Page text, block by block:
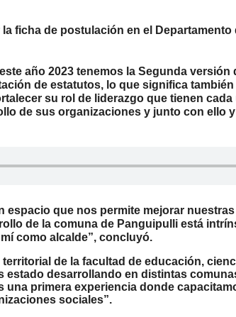
ficha de postulación en el
año 2023 tenemos la Segunda versión
de estatutos, lo que significa
su rol de liderazgo que tienen
de sus organizaciones y junto con ello
espacio que nos permite mejorar
de la comuna de Panguipulli está
como alcalde”, concluyó.
de la facultad de educación,
desarrollando en distintas
primera experiencia donde
sociales”.